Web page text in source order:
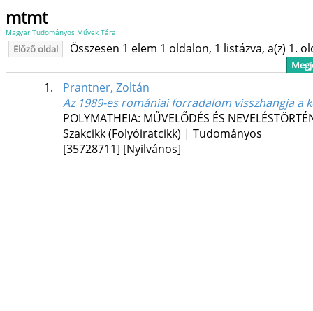
mtmt
Magyar Tudományos Művek Tára
Előző oldal Összesen 1 elem 1 oldalon, 1 listázva, a(z) 1.
1.
Prantner, Zoltán
Az 1989-es romániai forradalom visszhangja a
POLYMATHEIA: MŰVELŐDÉS ÉS
Szakcikk (Folyóiratcikk) | Tudományos
[35728711] [Nyilvános]